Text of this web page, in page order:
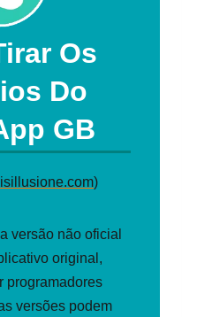
Os
Do
GB
)
versão não oficial
original,
programadores
versões podem